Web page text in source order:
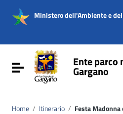
Vai al menu di navigazione
Vai al footer
Ministero dell'Ambiente e
Attiva / disattiva laEnte parco
Gargano
Home / Itinerario / Festa